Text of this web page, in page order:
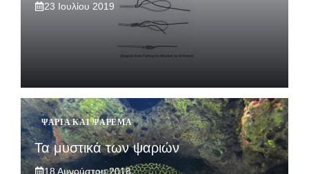
23 Ιουλίου 2019
ΨΆΡΙΑ ΚΑΙ ΨΆΡΕΜΑ
Τα μυστικά των ψαριών
18 Αυγούστου 2018